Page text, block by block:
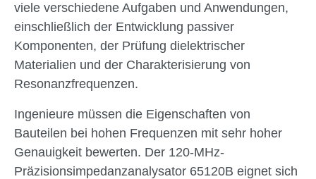
viele verschiedene Aufgaben und Anwendungen,
einschließlich der Entwicklung passiver
Komponenten, der Prüfung dielektrischer
Materialien und der Charakterisierung von
Resonanzfrequenzen.
Ingenieure müssen die Eigenschaften von
Bauteilen bei hohen Frequenzen mit sehr hoher
Genauigkeit bewerten. Der 120-MHz-
Präzisionsimpedanzanalysator 65120B eignet sich